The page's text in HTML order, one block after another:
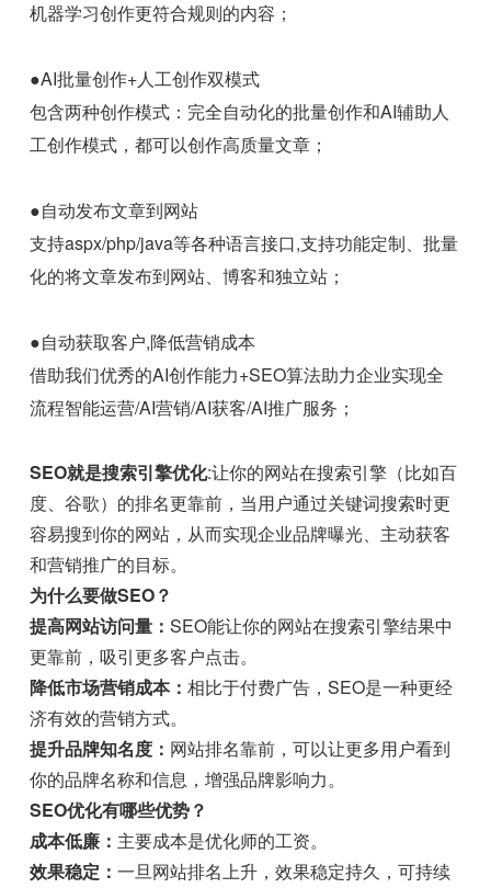
机器学习创作更符合规则的内容；
●AI批量创作+人工创作双模式
包含两种创作模式：完全自动化的批量创作和AI辅助人
工创作模式，都可以创作高质量文章；
●自动发布文章到网站
支持aspx/php/java等各种语言接口,支持功能定制、批量
化的将文章发布到网站、博客和独立站；
●自动获取客户,降低营销成本
借助我们优秀的AI创作能力+SEO算法助力企业实现全
流程智能运营/AI营销/AI获客/AI推广服务；
SEO就是搜索引擎优化:让你的网站在搜索引擎（比如百
度、谷歌）的排名更靠前，当用户通过关键词搜索时更
容易搜到你的网站，从而实现企业品牌曝光、主动获客
和营销推广的目标。
为什么要做SEO？
提高网站访问量：SEO能让你的网站在搜索引擎结果中
更靠前，吸引更多客户点击。
降低市场营销成本：相比于付费广告，SEO是一种更经
济有效的营销方式。
提升品牌知名度： 网站排名靠前，可以让更多用户看到
你的品牌名称和信息，增强品牌影响力。
SEO优化有哪些优势？
成本低廉： 主要成本是优化师的工资。
效果稳定：一旦网站排名上升，效果稳定持久，可持续